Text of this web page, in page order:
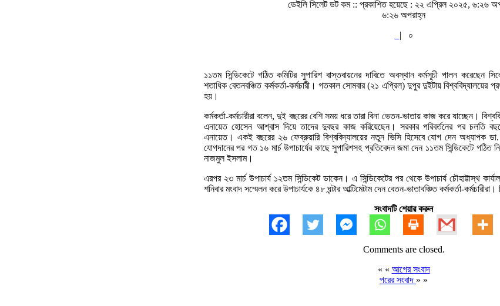
ডেইলি সিলেট ডট কম :: প্রকাশিত হয়েছে : ২২ এপ্রিল ২০২৫, ৬:২৬
৬:২৬ অপরাহ্ন
|
০
১১তম সিন্ডিকেটে গঠিত কমিটির সুপারিশ বাস্তবায়নের দাবিতে অবস্থান কর্মসূচী পালন করেছেন
শতাধিক বেতনবঞ্চিত কর্মকর্তা-কর্মচারী। গতকাল সোমবার (২১ এপ্রিল) দুপুর দুইটায় বিশ্ববিদ্যালয়ের
হয়।
কর্মকর্তা-কর্মচারীরা বলেন, দুই বছরের বেশি সময় ধরে তারা বিনা ভেতন-ভাতায় কাজ করে যাচ্ছেন।
এনায়েত হোসেন আশ্বাস দিয়ে তাদের দুবছর কাজ করিয়েছেন। সরকার পরিবর্তনের পর চলতি
এনায়েত। একই বছরের ২৬ ফেব্রুয়ারি বিশ্ববিদ্যালয়ের নতুন ভিসি হিসেবে যোগ দেন অধ্যাপক
যোগদানের পর গত ১৬ মার্চ উপাচার্যের কাছে সুপারিশসহ প্রতিবেদন জমা দেন ১১তম সিন্ডিকেটে
নাজমুল ইসলাম।
এরপর ২৩ মার্চ উপাচার্য ১২তম সিন্ডিকেট ডাকেন। এ সিন্ডিকেটের পর থেকে উপাচার্য চৌহাট্টাস্থ
শনিবার মংবাদ সম্মেলন করে উপাচার্যকে ৪৮ ঘন্টার আল্টিমেটাম দেন বেতন-ভাতাবঞ্চিত কর্মকর্তা-কর্মচারীরা।
সংবাদটি শেয়ার করুন
Comments are closed.
« « আগের সংবাদ
পরের সংবাদ » »